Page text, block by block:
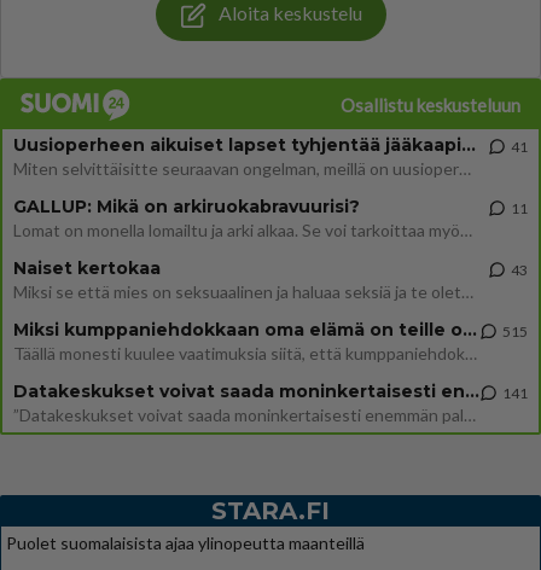
Aloita keskustelu
Osallistu keskusteluun
Uusioperheen aikuiset lapset tyhjentää jääkaapin käydessään
Miten selvittäisitte seuraavan ongelman, meillä on uusioperhe, minulla teini-ikäiset lapset ja puolisolla aikuiset, jotk
41
GALLUP: Mikä on arkiruokabravuurisi?
Lomat on monella lomailtu ja arki alkaa. Se voi tarkoittaa myös sitä, että grillailut on grillattu ja palataan arjen ruo
11
Naiset kertokaa
Miksi se että mies on seksuaalinen ja haluaa seksiä ja te olette hänen mielestänne haluttava on vastenmielistä? Mikä sii
43
Miksi kumppaniehdokkaan oma elämä on teille ongelma?
Täällä monesti kuulee vaatimuksia siitä, että kumppaniehdokkaalla ei saisi olla lemmikkejä, lapsia, kavereita, eksiä, su
515
Datakeskukset voivat saada moninkertaisesti enemmän palautuksia kuin mitä ne maksavat veroja
”Datakeskukset voivat saada moninkertaisesti enemmän palautuksia kuin mitä ne maksavat veroja”, sanoo professori Jussi K
141
STARA.FI
Puolet suomalaisista ajaa ylinopeutta maanteillä